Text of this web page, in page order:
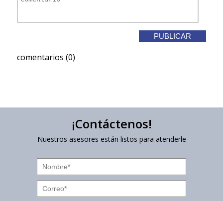
comentarios (0)
¡Contáctenos!
Nuestros asesores están listos para atenderle